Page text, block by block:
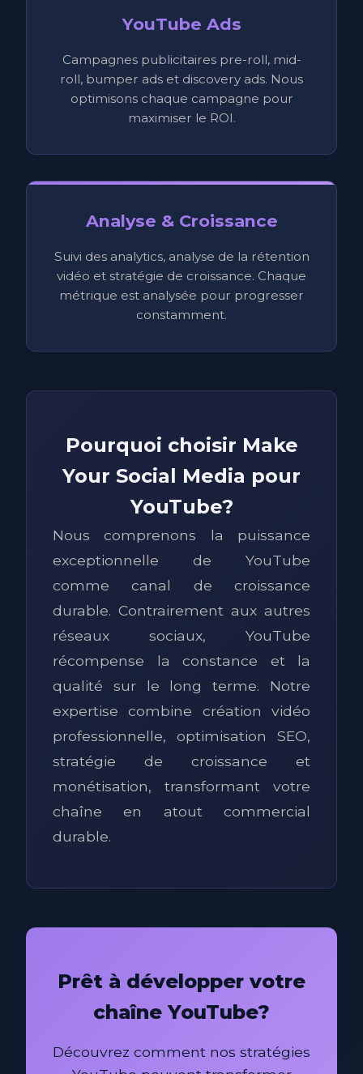
YouTube Ads
Campagnes publicitaires pre-roll, mid-
roll, bumper ads et discovery ads. Nous
optimisons chaque campagne pour
maximiser le ROI.
Analyse & Croissance
Suivi des analytics, analyse de la rétention
vidéo et stratégie de croissance. Chaque
métrique est analysée pour progresser
constamment.
Pourquoi choisir Make
Your Social Media pour
YouTube?
Nous comprenons la puissance
exceptionnelle de YouTube
comme canal de croissance
durable. Contrairement aux autres
réseaux sociaux, YouTube
récompense la constance et la
qualité sur le long terme. Notre
expertise combine création vidéo
professionnelle, optimisation SEO,
stratégie de croissance et
monétisation, transformant votre
chaîne en atout commercial
durable.
Prêt à développer votre
chaîne YouTube?
Découvrez comment nos stratégies